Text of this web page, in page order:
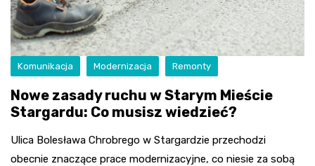
Komunikacja Modernizacja Remonty
Nowe zasady ruchu w Starym Mieście
Stargardu: Co musisz wiedzieć?
Ulica Bolesława Chrobrego w Stargardzie przechodzi
obecnie znaczące prace modernizacyjne, co niesie za sobą